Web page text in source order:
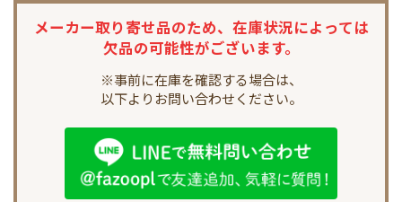
メーカー取り寄せ品のため、 在庫状況によっては
欠品の可能性がございます。
※事前に在庫を確認する場合は、
以下よりお問い合わせください。